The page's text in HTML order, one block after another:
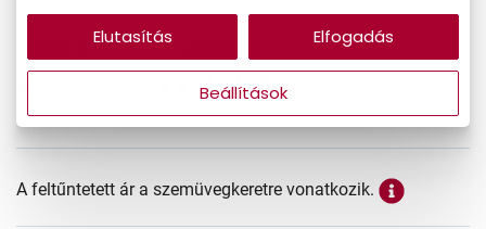
11.495 Ft
A feltűntetett ár a szemüvegkeretre vonatkozik.
Beállítások
Elutasítás Elfogadás